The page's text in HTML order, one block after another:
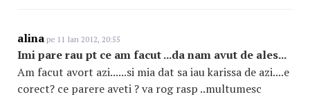
alina pe 11 Ian 2012, 20:55
Imi pare rau pt ce am facut ...da nam avut de ales...
Am facut avort azi......si mia dat sa iau karissa de azi....e
corect? ce parere aveti ? va rog rasp ..multumesc